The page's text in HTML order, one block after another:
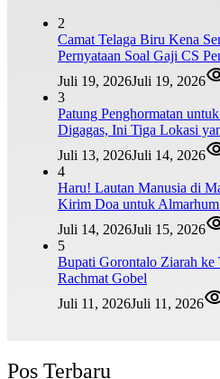
2
Camat Telaga Biru Kena
Pernyataan Soal Gaji CS
Juli 19, 2026Juli 19, 2026
3
Patung Penghormatan
Digagas, Ini Tiga Lokasi
Juli 13, 2026Juli 14, 2026
4
Haru! Lautan Manusia di
Kirim Doa untuk
Juli 14, 2026Juli 15, 2026
5
Bupati Gorontalo Ziarah
Rachmat Gobel
Juli 11, 2026Juli 11, 2026
Pos Terbaru